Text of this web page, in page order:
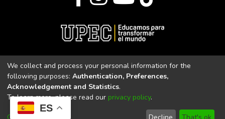
ES
Universidad Politécnica Estatal del Carchi
Universidad Politécnica Estatal del Carchi | Acreditada por el
CACES Resolución N°. 160-SE-33-CACES-2020
We collect and process your personal information for the
following purposes: Authentication, Preferences,
Acknowledgement and Statistics.
To learn more, please read our privacy policy.